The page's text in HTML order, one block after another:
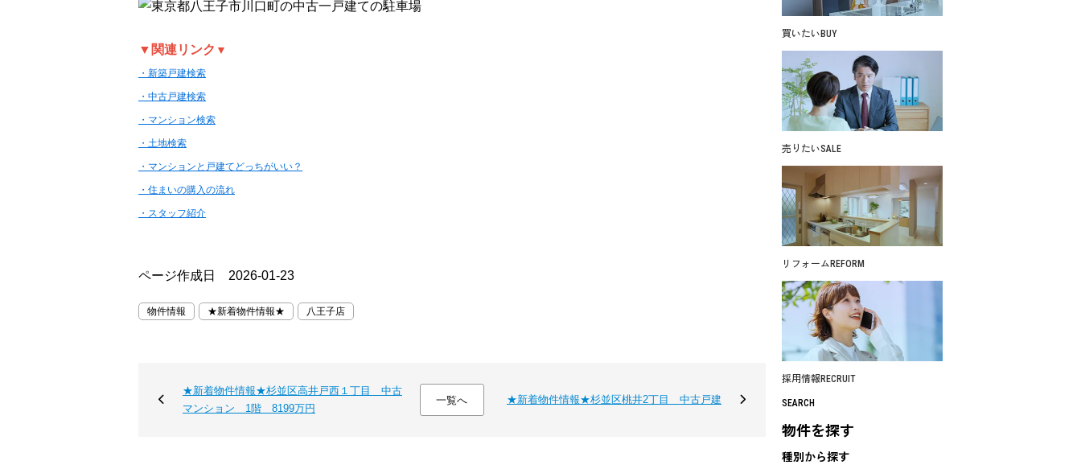
▼関連リンク ▼
・新築戸建検索
・中古戸建検索
・マンション検索
・土地検索
・マンションと戸建てどっちがいい？
・住まいの購入の流れ
・スタッフ紹介
ページ作成日 2026-01-23
物件情報 ★新着物件情報★ 八王子店
★新着物件情報★杉並区高井戸西１丁目 中古
マンション 1階 8199万円
一覧へ ★新着物件情報★杉並区桃井2丁目 中古戸建
買いたい BUY
売りたいSALE
リフォーム REFORM
採用情報 RECRUIT
SEARCH
物件を探す
種別から探す